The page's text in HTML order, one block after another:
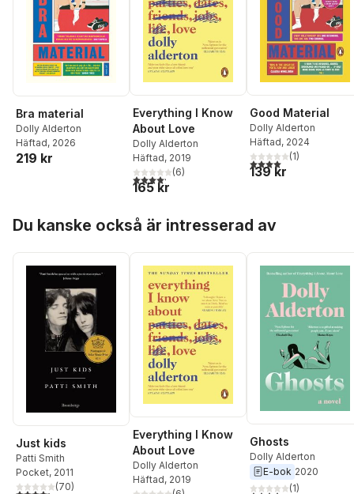
Bra material
Dolly Alderton
Häftad, 2026
219 kr
Everything I Know
About Love
Dolly Alderton
Häftad, 2019
4,2utav 5 stjärnor. Totalt antal röster:
(6)
165 kr
Good Material
Dolly Alderton
Häftad, 2024
4,0utav 5 stjärnor.
(1)
139 kr
Du kanske också är intresserad av
Just kids
Patti Smith
Pocket, 2011
(70)
Everything I Know
About Love
Dolly Alderton
Häftad, 2019
Ghosts
Dolly Alderton
E-bok 2020
(1)